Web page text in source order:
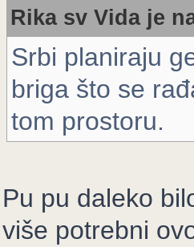
Rika sv Vida je
Srbi planiraju
briga što se
tom prostoru.
Pu pu daleko
više potrebni